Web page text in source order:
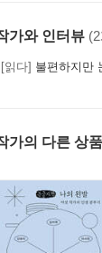
가와 인터뷰
[읽다] 불편하지만
가의 다른 상품